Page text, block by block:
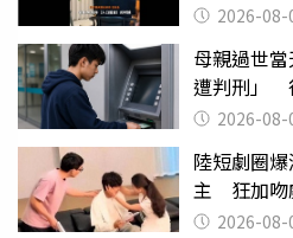
2026-08-
母親過世
遭判刑」
2026-08-
陸短劇圈
主 狂加吻
潰 2026-08-